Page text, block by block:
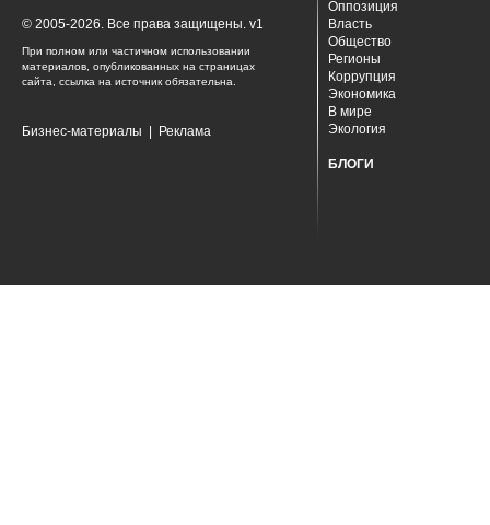
© 2005-2026. Все права защищены. v1
При полном или частичном использовании
материалов, опубликованных на страницах
сайта, ссылка на источник обязательна.
Бизнес-материалы Реклама
Оппозиция
Власть
Общество
Регионы
Коррупция
Экономика
В мире
Экология
БЛОГИ